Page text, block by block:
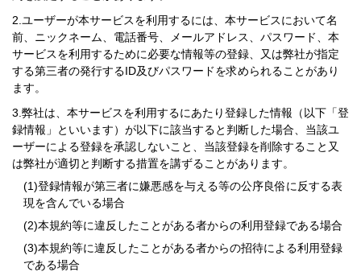
ユーザーが本サービスを利用するには、本サービスにおいて名
前、ニックネーム、電話番号、メールアドレス、パスワード、本
サービスを利用するために必要な情報等の登録、又は弊社が指定
する第三者の発行するID及びパスワードを求められることがあり
ます。
弊社は、本サービスを利用するにあたり登録した情報（以下「登
録情報」といいます）が以下に該当すると判断した場合、当該ユ
ーザーによる登録を承認しないこと、当該登録を削除すること又
は弊社が適切と判断する措置を講ずることがあります。
登録情報が第三者に嫌悪感を与える等の公序良俗に反する表
現を含んでいる場合
本規約等に違反したことがある者からの利用登録である場合
本規約等に違反したことがある者からの招待による利用登録
である場合